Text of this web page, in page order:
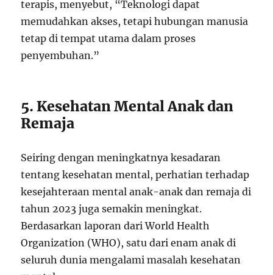
terapis, menyebut, “Teknologi dapat
memudahkan akses, tetapi hubungan manusia
tetap di tempat utama dalam proses
penyembuhan.”
5. Kesehatan Mental Anak dan
Remaja
Seiring dengan meningkatnya kesadaran
tentang kesehatan mental, perhatian terhadap
kesejahteraan mental anak-anak dan remaja di
tahun 2023 juga semakin meningkat.
Berdasarkan laporan dari World Health
Organization (WHO), satu dari enam anak di
seluruh dunia mengalami masalah kesehatan